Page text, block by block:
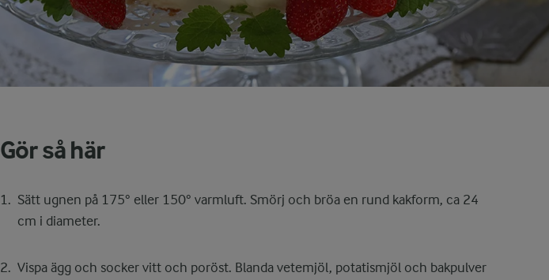
Gör så här
Sätt ugnen på 175° eller 150° varmluft. Smörj och bröa en rund kakform, ca 24
cm i diameter.
Vispa ägg och socker vitt och poröst. Blanda vetemjöl, potatismjöl och bakpulver